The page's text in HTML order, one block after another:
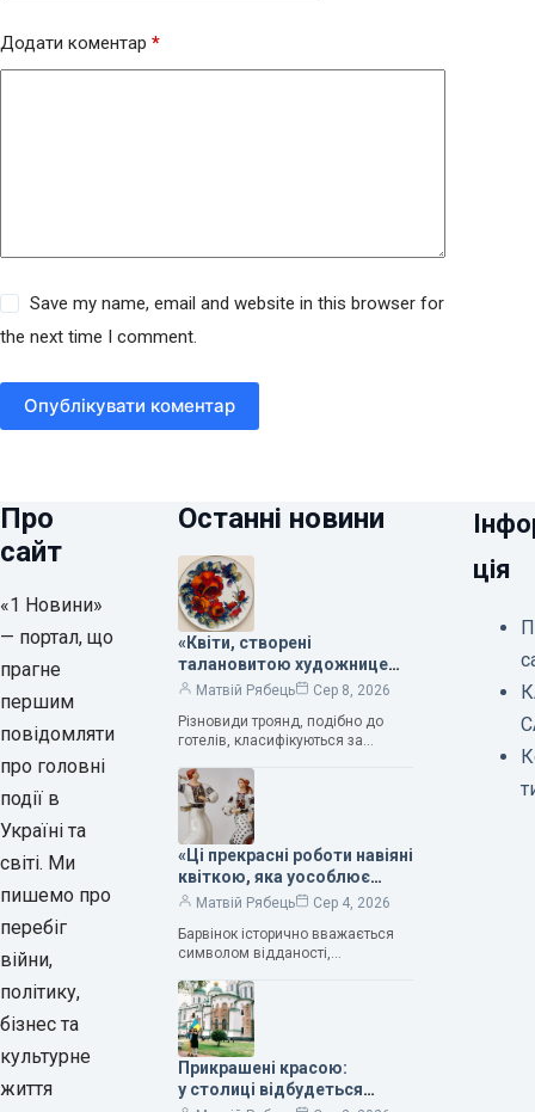
Додати коментар *
Save my name, email and website in this browser for
the next time I comment.
Опублікувати коментар
Про
сайт
«1 Новини»
— портал, що
прагне
першим
повідомляти
про головні
події в
Україні та
світі. Ми
пишемо про
перебіг
війни,
політику,
бізнес та
культурне
життя
Останні новини
«Квіти, створені
талановитою художницею
Валентиною Трегубовою,
— колекціонерка Людмила
Карпінська-Романюк
Матвій Рябець
Сер 8, 2026
Різновиди троянд, подібно до
готелів, класифікуються за
класифікації квітів їх лише чотири.
Критерії оцінки включають
розмір…
«Ці прекрасні роботи навіяні
квіткою, яка уособлює
нескінченне кохання», —
Людмила Карпінська-
Романюк
Матвій Рябець
Сер 4, 2026
Барвінок історично вважається
символом відданості,
та тривалого подружнього союзу.
Саме тому ця рослина надихала і
продовжує надихати митців на
Прикрашені красою:
у столиці відбудеться
ція